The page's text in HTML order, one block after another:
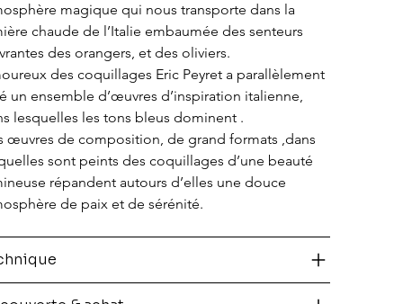
magique qui nous transporte dans la
chaude de l’Italie embaumée des senteurs
des orangers, et des oliviers.
des coquillages Eric Peyret a parallèlement
un ensemble d’œuvres d’inspiration italienne,
lesquelles les tons bleus dominent .
œuvres de composition, de grand formats ,dans
sont peints des coquillages d’une beauté
répandent autours d’elles une douce
de paix et de sérénité.